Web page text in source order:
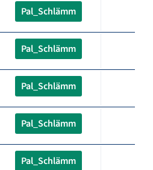
Pal_Schlämm
Pal_Schlämm
Pal_Schlämm
Pal_Schlämm
Pal_Schlämm